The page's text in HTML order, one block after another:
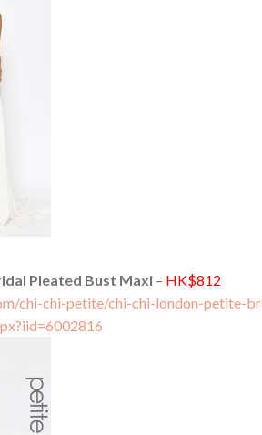
Pleated Bust Maxi – HK$812
chi-chi-petite/chi-chi-london-petite-